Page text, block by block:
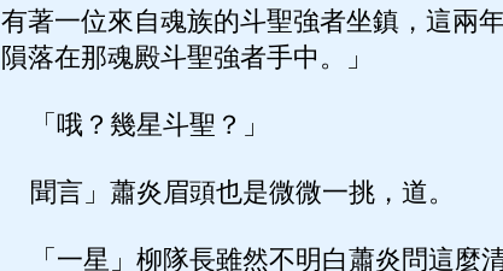
有著一位來自魂族的斗聖強者坐鎮，這兩
隕落在那魂殿斗聖強者手中。」
「哦？幾星斗聖？」
聞言」蕭炎眉頭也是微微一挑，道。
「一星」柳隊長雖然不明白蕭炎問這麼